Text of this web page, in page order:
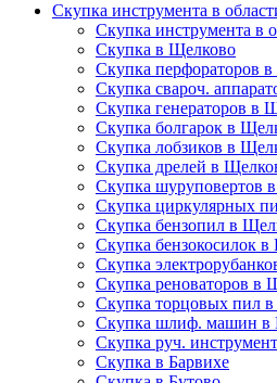
Скупка инструмента в
Скупка инструмента в
Скупка в Щелково
Скупка перфораторов
Скупка свароч.
Скупка генераторов в
Скупка болгарок в
Скупка лобзиков в
Скупка дрелей в
Скупка шуруповертов
Скупка циркулярных
Скупка бензопил в
Скупка бензокосилок
Скупка
Скупка реноваторов в
Скупка торцовых пил
Скупка шлиф. машин в
Скупка руч.
Скупка в Барвихе